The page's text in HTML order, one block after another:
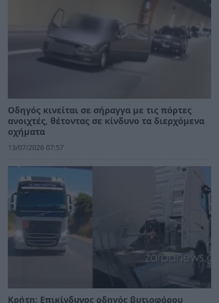
Οδηγός κινείται σε σήραγγα με τις πόρτες
ανοιχτές, θέτοντας σε κίνδυνο τα διερχόμενα
οχήματα
13/07/2026 07:57
Κρήτη: Επικίνδυνος οδηγός βυτιοφόρου